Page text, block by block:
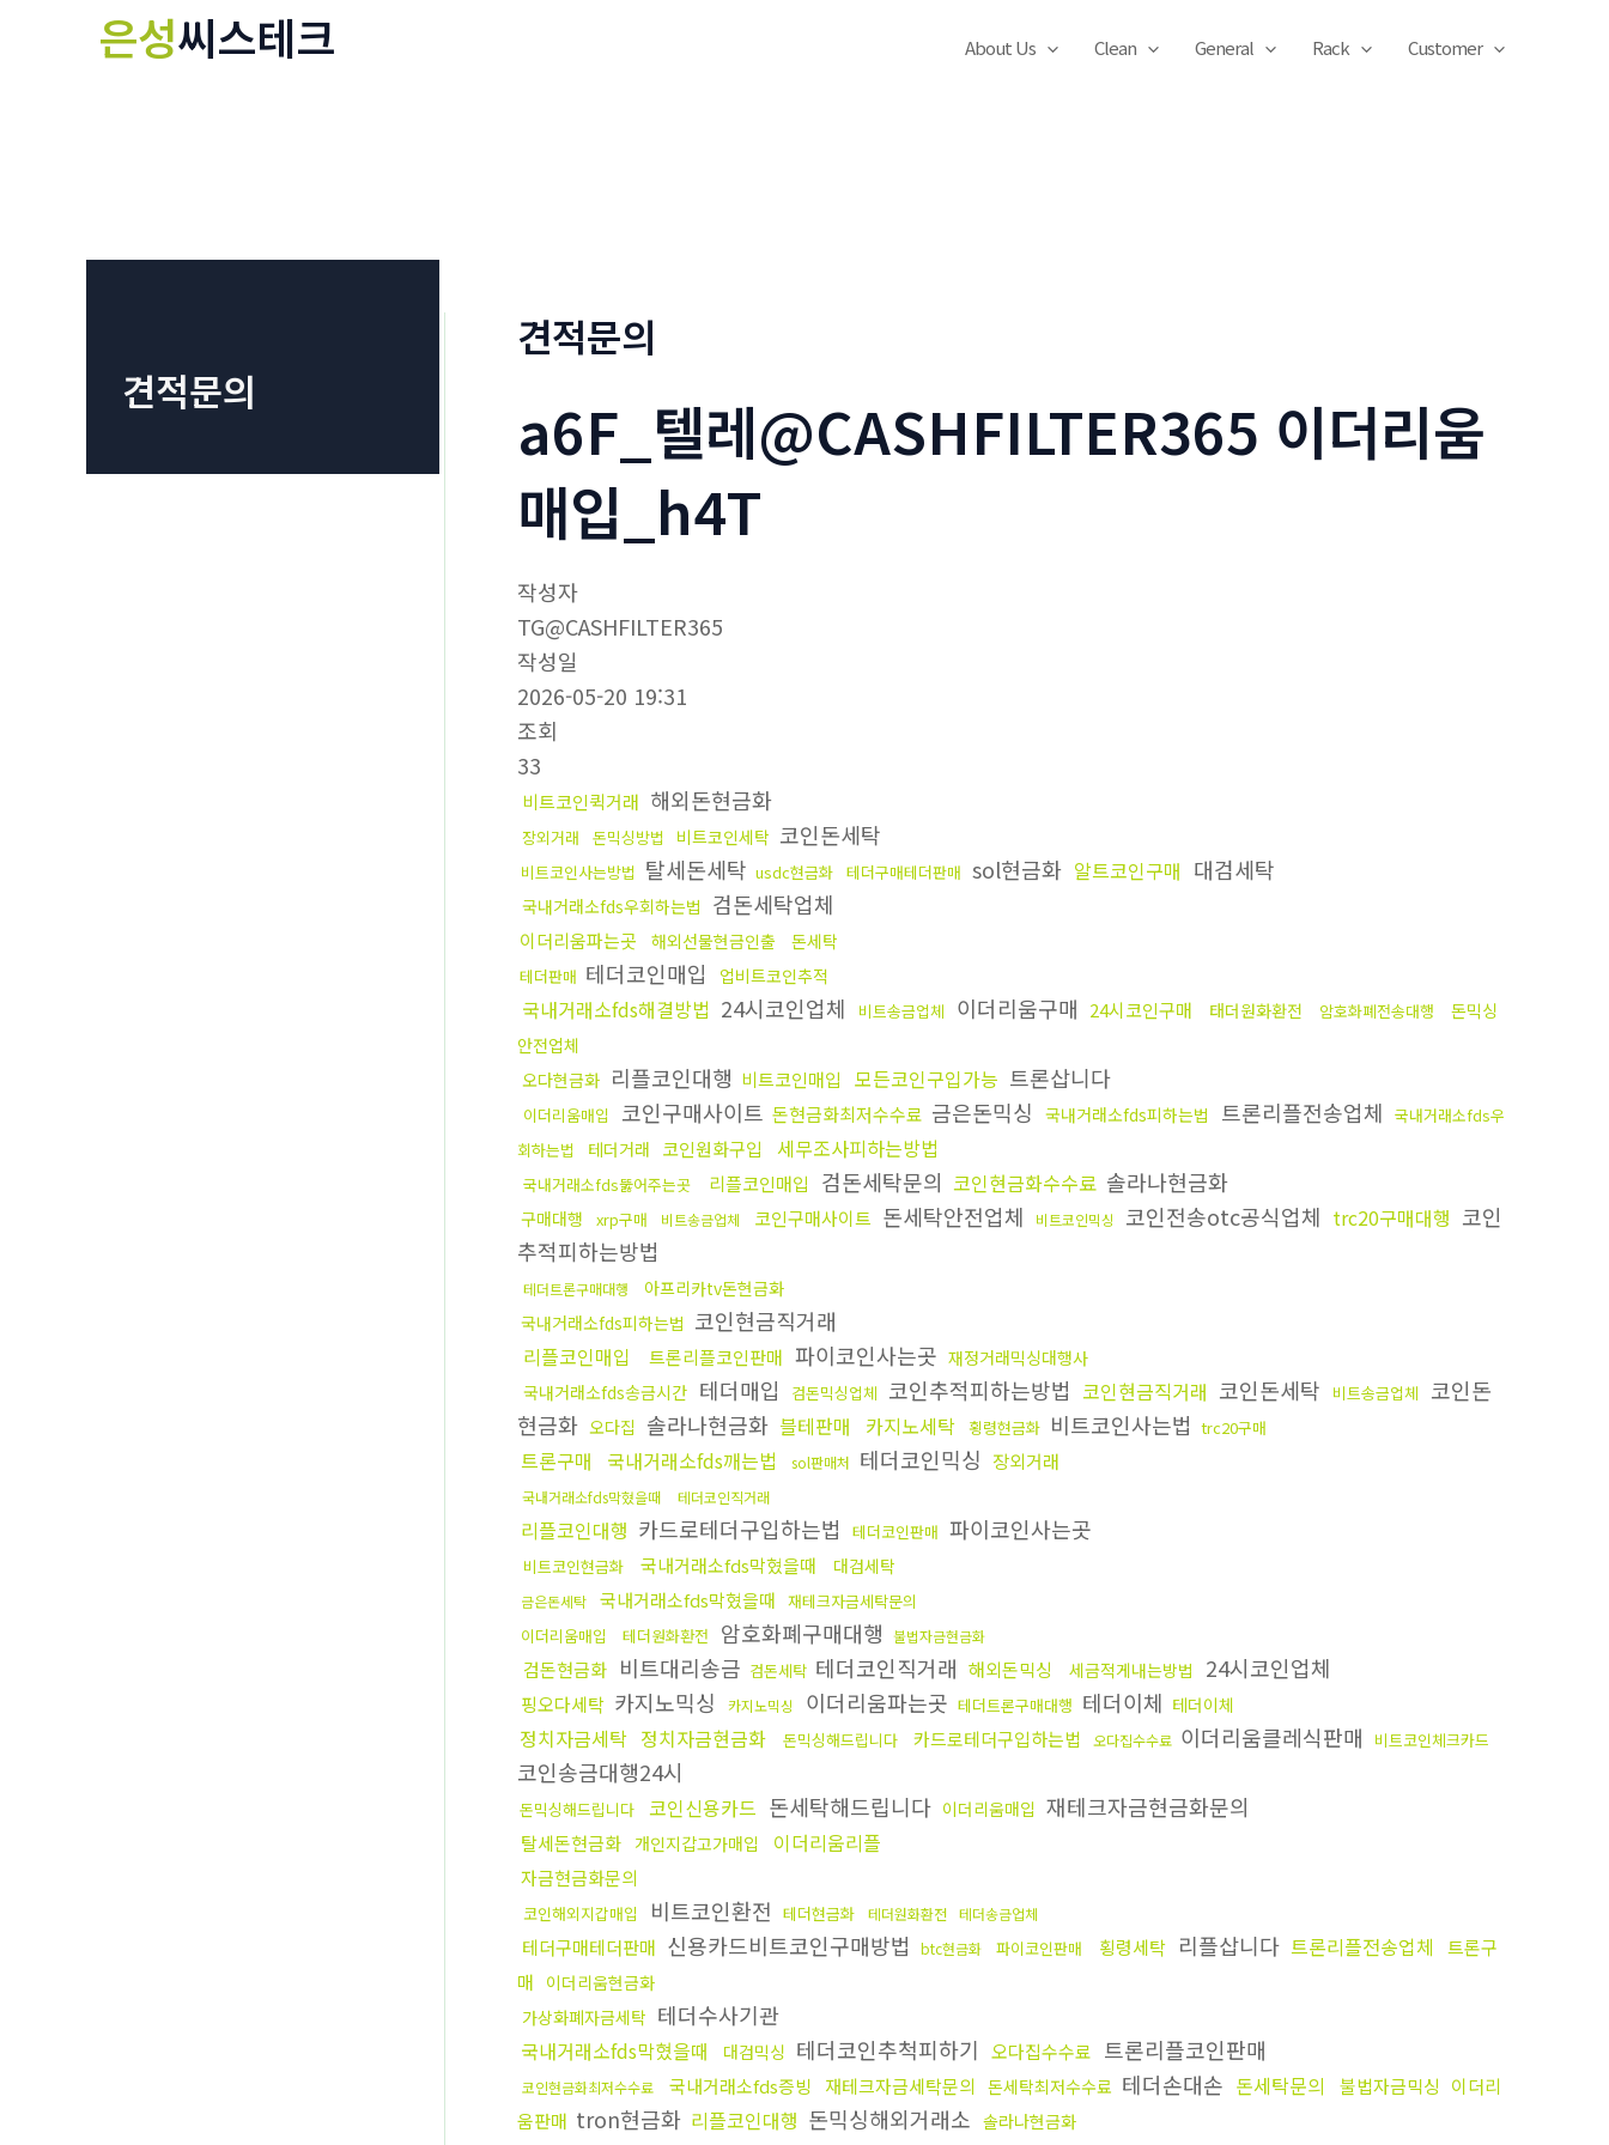
은성씨스테크 About Us Clean General Rack Customer
견적문의
견적문의
a6F_텔레@CASHFILTER365 이더리움
매입_h4T
작성자
TG@CASHFILTER365
작성일
2026-05-20 19:31
조회
33
비트코인퀵거래 해외돈현금화
장외거래 돈믹싱방법 비트코인세탁 코인돈세탁
비트코인사는방법 탈세돈세탁 usdc현금화 테더구매테더판매 sol현금화 알트코인구매 대검세탁
국내거래소fds우회하는법 검돈세탁업체
이더리움파는곳 해외선물현금인출 돈세탁
테더판매 테더코인매입 업비트코인추적
국내거래소fds해결방법 24시코인업체 비트송금업체 이더리움구매 24시코인구매 태더원화환전 암호화폐전송대행
돈믹싱
안전업체
오다현금화 리플코인대행 비트코인매입 모든코인구입가능 트론삽니다
이더리움매입 코인구매사이트 돈현금화최저수수료 금은돈믹싱 국내거래소fds피하는법 트론리플전송업체 국내거래소fds우
회하는법
테더거래 코인원화구입 세무조사피하는방법
국내거래소fds뚫어주는곳 리플코인매입 검돈세탁문의 코인현금화수수료 솔라나현금화
구매대행 xrp구매 비트송금업체 코인구매사이트 돈세탁안전업체 비트코인믹싱 코인전송otc공식업체 trc20구매대행 코인
추적피하는방법
테더트론구매대행
아프리카tv돈현금화
국내거래소fds피하는법 코인현금직거래
리플코인매입 트론리플코인판매 파이코인사는곳 재정거래믹싱대행사
국내거래소fds송금시간 테더매입 검돈믹싱업체 코인추적피하는방법 코인현금직거래 코인돈세탁 비트송금업체
코인돈
현금화 오다집 솔라나현금화 블테판매 카지노세탁 횡령현금화 비트코인사는법 trc20구매
트론구매 국내거래소fds깨는법 sol판매처 테더코인믹싱 장외거래
국내거래소fds막혔을때 테더코인직거래
리플코인대행 카드로테더구입하는법 테더코인판매 파이코인사는곳
비트코인현금화 국내거래소fds막혔을때 대검세탁
금은돈세탁 국내거래소fds막혔을때 재테크자금세탁문의
이더리움매입
테더원화환전 암호화폐구매대행 불법자금현금화
검돈현금화 비트대리송금 검돈세탁 테더코인직거래 해외돈믹싱 세금적게내는방법 24시코인업체
핑오다세탁 카지노믹싱 카지노믹싱 이더리움파는곳 테더트론구매대행 테더이체 테더이체
정치자금세탁 정치자금현금화 돈믹싱해드립니다 카드로테더구입하는법 오다집수수료 이더리움클레식판매 비트코인체크카드
코인송금대행24시
돈믹싱해드립니다 코인신용카드 돈세탁해드립니다 이더리움매입 재테크자금현금화문의
탈세돈현금화 개인지갑고가매입 이더리움리플
자금현금화문의
코인해외지갑매입 비트코인환전 테더현금화 테더원화환전 테더송금업체
테더구매테더판매 신용카드비트코인구매방법 btc현금화 파이코인판매 횡령세탁 리플삽니다 트론리플전송업체
트론구
매 이더리움현금화
가상화폐자금세탁 테더수사기관
국내거래소fds막혔을때 대검믹싱 테더코인추척피하기 오다집수수료 트론리플코인판매
코인현금화최저수수료 국내거래소fds증빙 재테크자금세탁문의 돈세탁최저수수료 테더손대손 돈세탁문의 불법자금믹싱 이더리
움판매 tron현금화 리플코인대행 돈믹싱해외거래소 솔라나현금화